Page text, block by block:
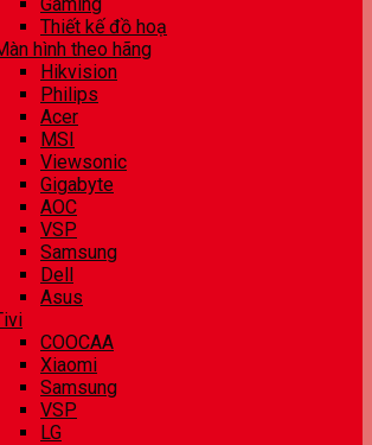
Thiết kế đồ hoạ
hình theo hãng
Hikvision
Philips
Acer
MSI
Viewsonic
Gigabyte
AOC
VSP
Samsung
Dell
Asus
COOCAA
Xiaomi
Samsung
VSP
LG